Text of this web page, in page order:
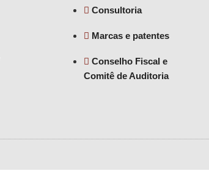
Consultoria
Marcas e patentes
Conselho Fiscal e
Comitê de Auditoria